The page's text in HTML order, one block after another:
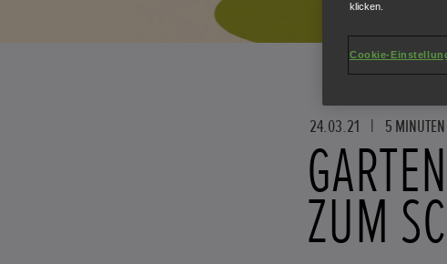
24.03.21 | 5
ZUM
klicken.
Cookie-